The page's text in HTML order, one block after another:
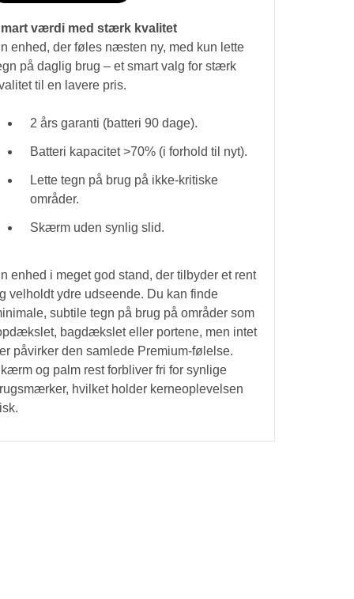
værdi med stærk kvalitet
enhed, der føles næsten ny, med kun lette
på daglig brug – et smart valg for stærk
til en lavere pris.
2 års garanti (batteri 90 dage).
Batteri kapacitet >70% (i forhold til nyt).
Lette tegn på brug på ikke-kritiske
områder.
Skærm uden synlig slid.
enhed i meget god stand, der tilbyder et rent
velholdt ydre udseende. Du kan finde
subtile tegn på brug på områder som
bagdækslet eller portene, men intet
påvirker den samlede Premium-følelse.
og palm rest forbliver fri for synlige
hvilket holder kerneoplevelsen